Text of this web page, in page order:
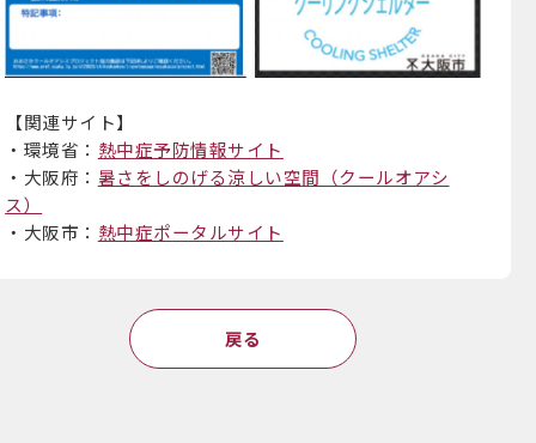
【関連サイト】
・環境省： 熱中症予防情報サイト
・大阪府： 暑さをしのげる涼しい空間（クールオアシ
ス）
・大阪市： 熱中症ポータルサイト
戻る